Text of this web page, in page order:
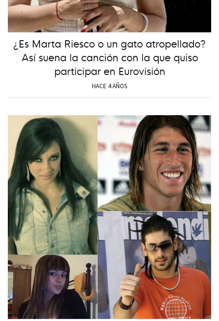
¿Es Marta Riesco o un gato atropellado?
Así suena la canción con la que quiso
participar en Eurovisión
HACE 4 AÑOS